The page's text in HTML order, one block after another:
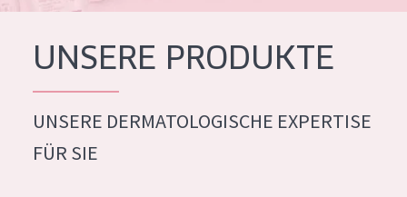
PRODUKTTYP
Feuchtigkeit und Ausstrahlung
ALLE PRODUKTE
Inspiration
Kontakt
French
UNSERE PRODUKTE
UNSERE DERMATOLOGISCHE EXPERTISE
FÜR SIE